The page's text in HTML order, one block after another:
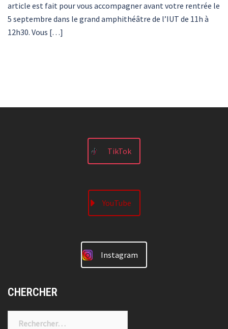
article est fait pour vous accompagner avant votre rentrée le
5 septembre dans le grand amphithéâtre de l’IUT de 11h à
12h30. Vous […]
TikTok
YouTube
Instagram
CHERCHER